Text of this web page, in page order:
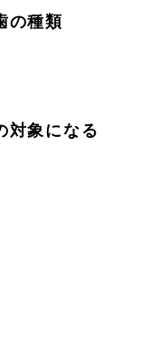
の種類
対象になる